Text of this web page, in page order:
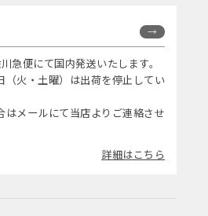
急便にて国内発送いたします。
火・土曜）は出荷を停止してい
メールにて当店よりご連絡させ
詳細はこちら